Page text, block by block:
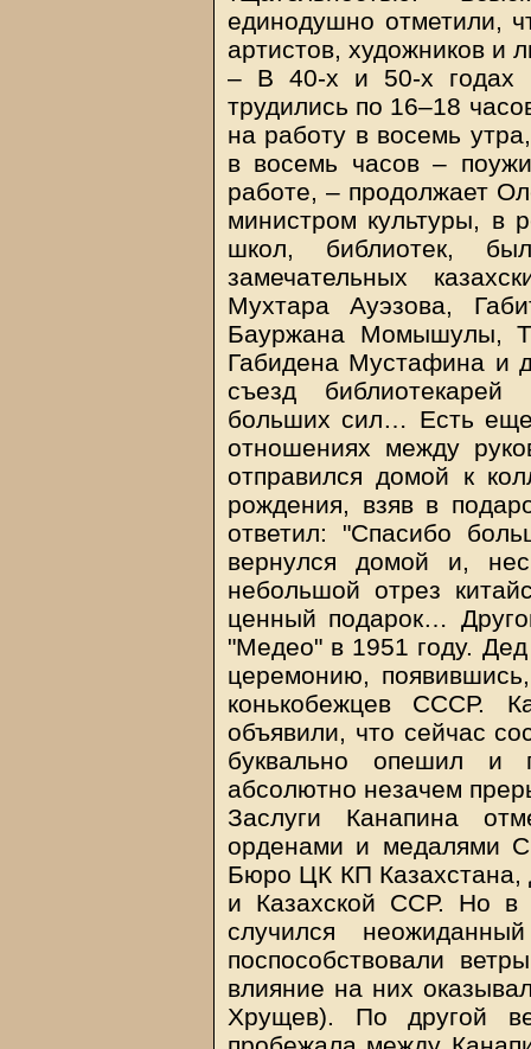
единодушно отметили,
артистов, художников и
– В 40-х и 50-х годах
трудились по 16–18
на работу в восемь
в восемь часов –
работе, – продолжает
министром культуры, в
школ, библиотек,
замечательных
Мухтара Ауэзова,
Бауржана Момышулы,
Габидена Мустафина и
съезд
больших сил… Есть
отношениях между
отправился домой к
рождения, взяв в
ответил: "Спасибо
вернулся домой и,
небольшой отрез
ценный подарок…
"Медео" в 1951 году.
церемонию,
конькобежцев СССР.
объявили, что сейчас
буквально опешил и
абсолютно незачем
Заслуги Канапина
орденами и медалями
Бюро ЦК КП Казахстана,
и Казахской ССР. Но в
случился
поспособствовали
влияние на них
Хрущев). По другой